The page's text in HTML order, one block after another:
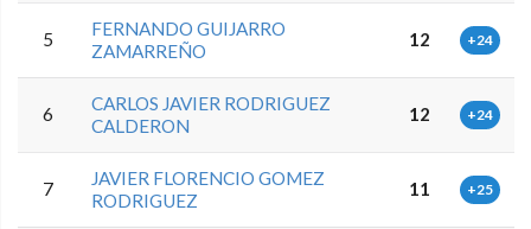
5
FERNANDO GUIJARRO
ZAMARREÑO
12 +24
6
CARLOS JAVIER RODRIGUEZ
CALDERON
12 +24
7
JAVIER FLORENCIO GOMEZ
RODRIGUEZ
11 +25